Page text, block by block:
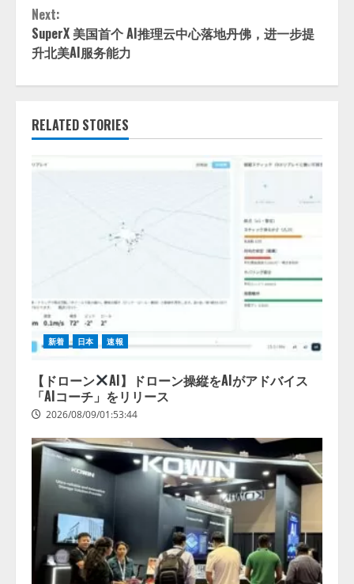
Next:
SuperX 美国首个 AI推理云中心落地丹佛，进一步提
升北美AI服务能力
RELATED STORIES
新着 日本 速報
【ドローン
AI】ドローン操縦をAIがアドバイス
「AIコーチ」をリリース
2026/08/09/01:53:44